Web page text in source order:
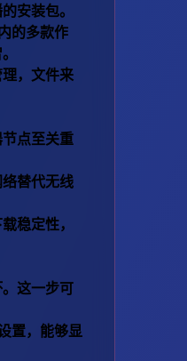
安装包。
的多款作
，文件来
点至关重
替代无线
稳定性，
这一步可
置，能够显